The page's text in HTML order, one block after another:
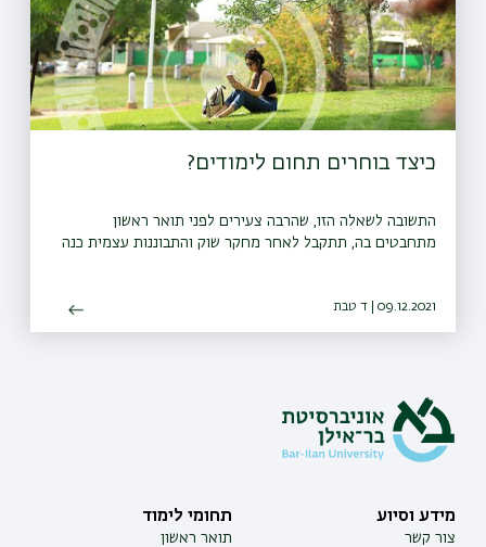
כיצד בוחרים תחום לימודים?
התשובה לשאלה הזו, שהרבה צעירים לפני תואר ראשון
מתחבטים בה, תתקבל לאחר מחקר שוק והתבוננות עצמית כנה
09.12.2021 | ד טבת
מידע וסיוע
צור קשר
תחומי לימוד
תואר ראשון